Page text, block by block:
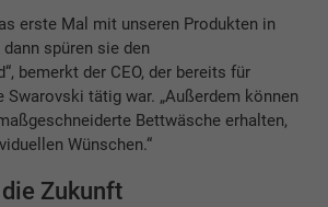
erste Mal mit unseren Produkten in
spüren sie den
bemerkt der CEO, der bereits für
Swarovski tätig war. „Außerdem können
Bettwäsche erhalten,
Wünschen.“
Zukunft